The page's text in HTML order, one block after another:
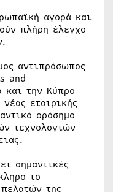
αγορά και
πλήρη έλεγχο
αντιπρόσωπος
and
την Κύπρο
εταιρικής
ορόσημο
τεχνολογιών
σημαντικές
το
της